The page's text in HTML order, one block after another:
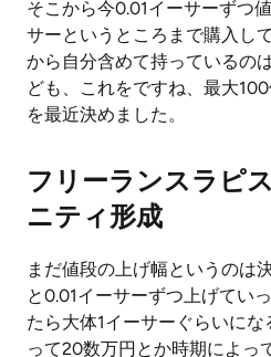
そこから今0.01イーサーずつ
サーというところまで購入し
から自分含めて持っているの
ども、これをですね、最大
を最近決めました。
フリーランスラピ
ニティ形成
まだ値段の上げ幅というのは
と0.01イーサーずつ上げてい
たら大体1イーサーぐらいに
って20数万円とか時期によっ